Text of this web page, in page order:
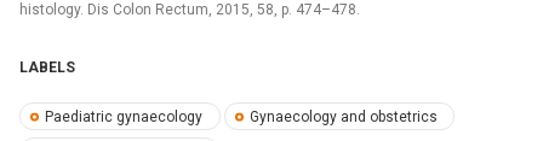
histology. Dis Colon Rectum, 2015, 58, p. 474–478.
LABELS
Paediatric gynaecology Gynaecology and obstetrics